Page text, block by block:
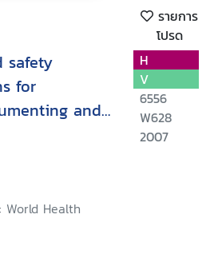
รายการ
โปรด
safety
for
and
violence in
World Health
H
V
6556
W628
2007